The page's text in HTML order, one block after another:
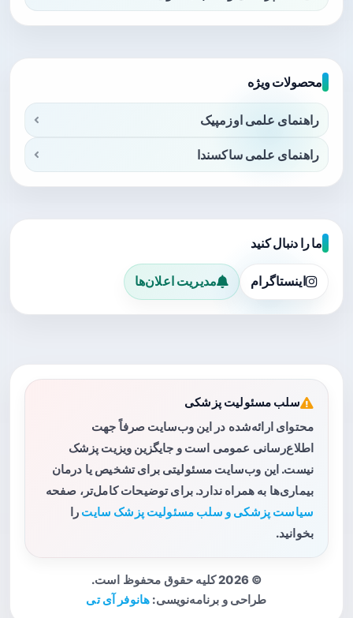
محصولات ویژه
راهنمای علمی اوزمپیک
راهنمای علمی ساکسندا
ما را دنبال کنید
اینستاگرام مدیریت اعلان‌ها
سلب مسئولیت پزشکی
محتوای ارائه‌شده در این وب‌سایت صرفاً جهت
اطلاع‌رسانی عمومی است و جایگزین ویزیت پزشک
نیست. این وب‌سایت مسئولیتی برای تشخیص یا درمان
بیماری‌ها به همراه ندارد. برای توضیحات کامل‌تر، صفحه
سیاست پزشکی و سلب مسئولیت پزشک سایت را
بخوانید.
© 2026 کلیه حقوق محفوظ است.
طراحی و برنامه‌نویسی: هانوفر آی تی